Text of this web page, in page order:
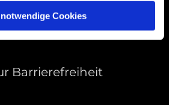
Cookies
Barrierefreiheit